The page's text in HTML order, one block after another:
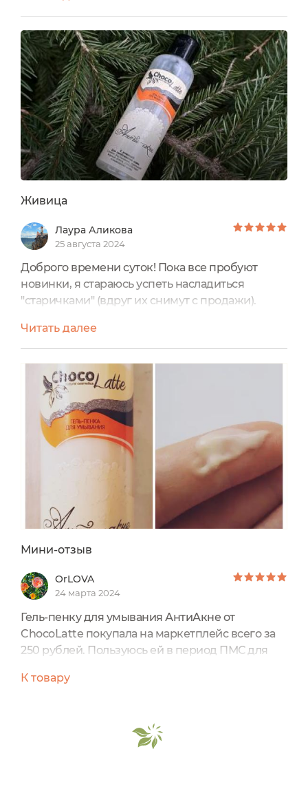
зимой могу пользоваться для нормальной или
для комби. Данной пенкой пользовалась с
августа по октябрь, каждый
день. Производитель Россия. Цена 300 руб.
Обьем 100 мл. Срок годности 12 месяцев....
Живица
Лаура Аликова
25 августа 2024
Доброго времени суток! Пока все пробуют
новинки, я стараюсь успеть насладиться
"старичками" (вдруг их снимут с продажи).
страшно. Тем более старые средства бренда
мне больше по душе. Встречайте героя
отзыва: Гель - пенка для умывания "Анти - акне"
от ChocoLatte. Не покупала, выбрала в
призовом.Цена на оф.сайте - 300 р.Объем 100
ml.Прозрачный флакон позволяет...
Читать далее
Мини-отзыв
OrLOVA
24 марта 2024
Гель-пенку для умывания АнтиАкне от
ChocoLatte покупала на маркетплейс всего за
250 рублей. Пользуюсь ей в период ПМС для
кожа на лице становится особенно жирной,
состав. Очень успокаивает кожу. Не раздражает
слизистую глаз и не сушит кожу. Объёма 100 мл
К товару